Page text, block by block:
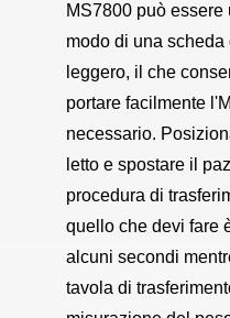
MS7800 può
modo di una scheda
leggero, il che
portare facilmente
necessario.
letto e spostare il
procedura di
quello che devi fare
alcuni secondi
tavola di